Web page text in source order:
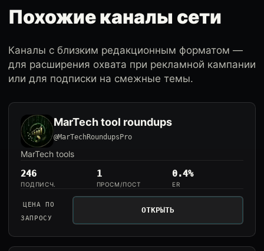
Похожие каналы сети
Каналы с близким редакционным форматом —
для расширения охвата при рекламной кампании
или для подписки на смежные темы.
MarTech tool roundups
@MarTechRoundupsPro
MarTech tools
246
ПОДПИСЧ.
1
ПРОСМ/ПОСТ
0.4%
ER
ЦЕНА ПО
ЗАПРОСУ
ОТКРЫТЬ